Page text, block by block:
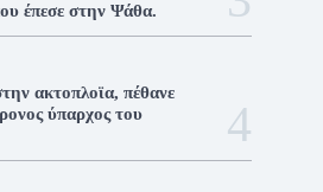
έπεσε στην Ψάθα.
ακτοπλοϊα, πέθανε
ύπαρχος του